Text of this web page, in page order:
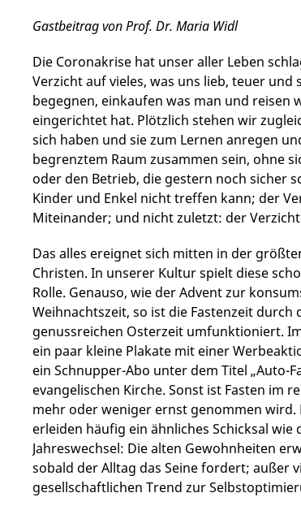
Gastbeitrag von Prof. Dr. Maria Widl
Die Coronakrise hat unser aller Leben
Verzicht auf vieles, was uns lieb, teuer
begegnen, einkaufen was man und reisen
eingerichtet hat. Plötzlich stehen wir
sich haben und sie zum Lernen anregen
begrenztem Raum zusammen sein, ohne
oder den Betrieb, die gestern noch sicher
Kinder und Enkel nicht treffen kann; der
Miteinander; und nicht zuletzt: der
Das alles ereignet sich mitten in der
Christen. In unserer Kultur spielt diese
Rolle. Genauso, wie der Advent zur
Weihnachtszeit, so ist die Fastenzeit durch
genussreichen Osterzeit umfunktioniert.
ein paar kleine Plakate mit einer
ein Schnupper-Abo unter dem Titel „Auto-
evangelischen Kirche. Sonst ist Fasten im
mehr oder weniger ernst genommen wird.
erleiden häufig ein ähnliches Schicksal wie
Jahreswechsel: Die alten Gewohnheiten
sobald der Alltag das Seine fordert; außer
gesellschaftlichen Trend zur